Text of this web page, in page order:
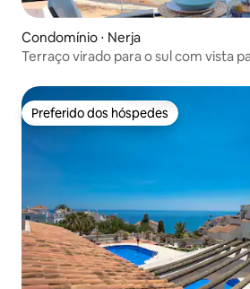
Condomínio ⋅ Nerja
Terraço virado para o sul com vista
Preferido dos hóspedes
Preferido dos hóspedes